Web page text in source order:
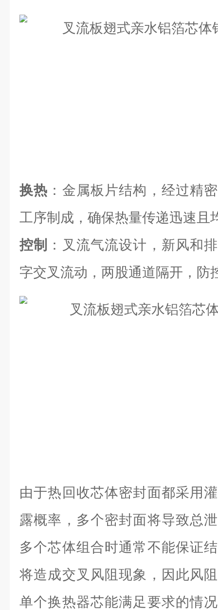
换热 ：金属板片结构，经过精
工序制成，确保热量传递迅速且
控制
：叉流气流设计，新风和
字交叉流动，两股通道隔开，防
由于热回收芯体密封面都采用
露概率，多个密封面将导致总
多个芯体组合时通常不能保证
将造成交叉风阻现象，因此风
单个换热器芯能满足要求的情